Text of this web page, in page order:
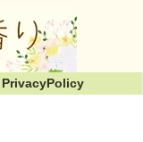
PrivacyPolicy